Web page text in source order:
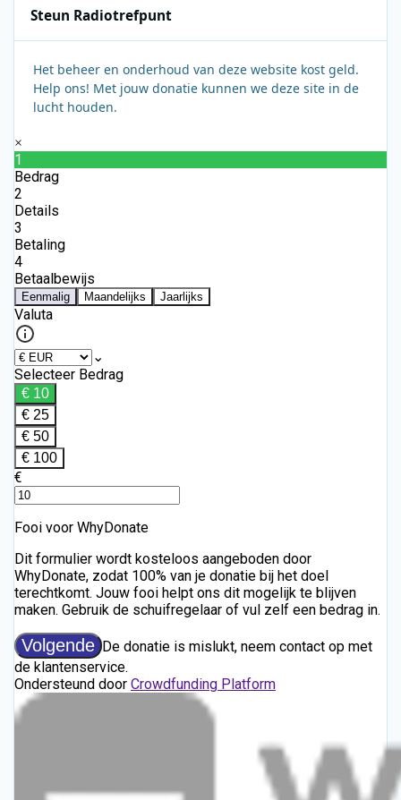
Steun Radiotrefpunt
Het beheer en onderhoud van deze website kost geld.
Help ons! Met jouw donatie kunnen we deze site in de
lucht houden.